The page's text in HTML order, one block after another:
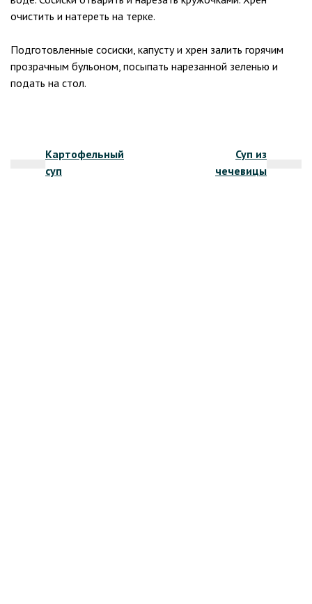
очистить и натереть на терке.
Подготовленные сосиски, капусту и хрен залить горячим
прозрачным бульоном, посыпать нарезанной зеленью и
подать на стол.
Картофельный
суп
Суп из
чечевицы